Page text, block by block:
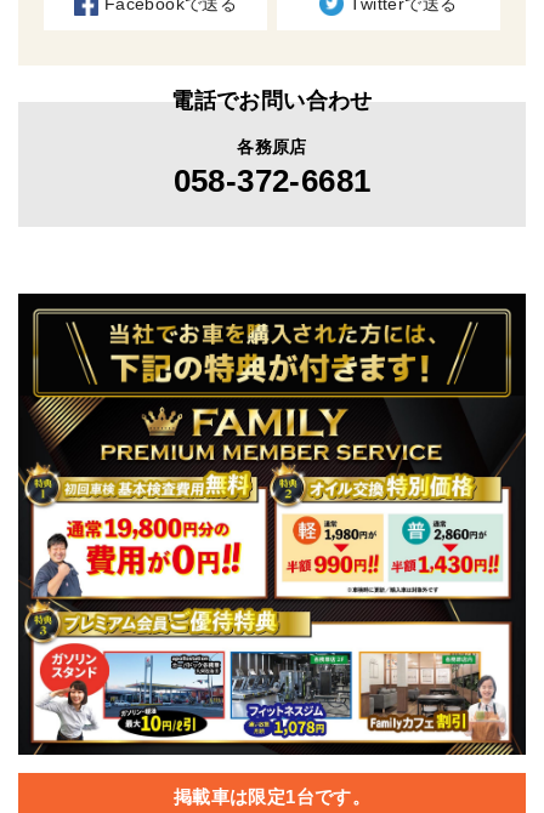
Facebookで送る Twitterで送る
電話でお問い合わせ
各務原店
058-372-6681
掲載車は限定1台です。